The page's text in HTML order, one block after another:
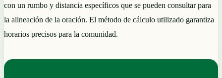
con un rumbo y distancia específicos que se pueden consultar para
la alineación de la oración. El método de cálculo utilizado garantiza
horarios precisos para la comunidad.